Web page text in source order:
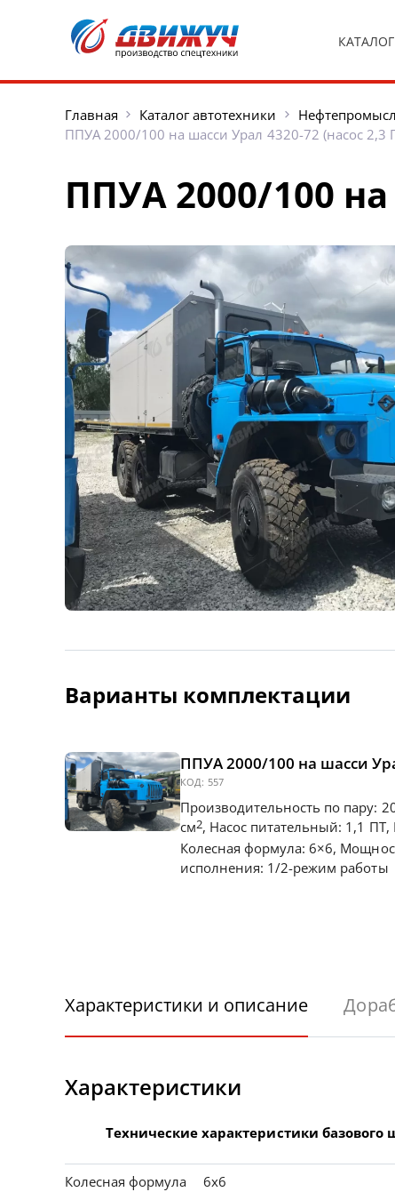
Главная Каталог автотехники
ППУА 2000/100 на шасси Урал 4320-72 (насос 2,3
ППУА 2000/100
Варианты комплектации
ППУА 2000/100 на шасси
КОД: 557
Производительность по пару:
см2, Насос питательный: 1,1 ПТ,
Колесная формула: 6×6,
исполнения: 1/2-режим работы
Характеристики и описание
Характеристики
Технические характеристики базового
Колесная формула
6х6